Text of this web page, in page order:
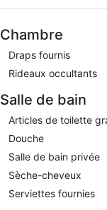
Chambre
Draps fournis
Rideaux occultants
Salle de bain
Articles de toilette
Douche
Salle de bain privée
Sèche-cheveux
Serviettes fournies